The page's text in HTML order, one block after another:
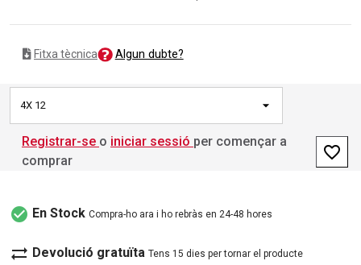
Fitxa tècnica Algun dubte?
4X 12
Registrar-se o iniciar sessió per començar a
comprar
favorite_border
check_circle En Stock Compra-ho ara i ho rebràs en 24-48 hores
sync_alt Devolució gratuïta Tens 15 dies per tornar el producte